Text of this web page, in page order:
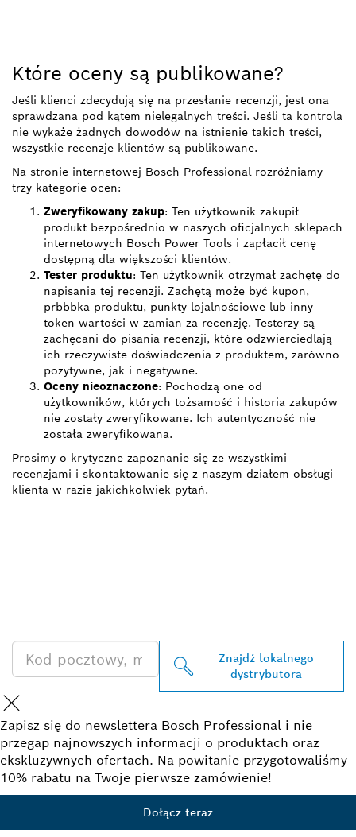
Które oceny są publikowane?
Jeśli klienci zdecydują się na przesłanie recenzji, jest ona
sprawdzana pod kątem nielegalnych treści. Jeśli ta kontrola
nie wykaże żadnych dowodów na istnienie takich treści,
wszystkie recenzje klientów są publikowane.
Na stronie internetowej Bosch Professional rozróżniamy
trzy kategorie ocen:
Zweryfikowany zakup: Ten użytkownik zakupił
produkt bezpośrednio w naszych oficjalnych sklepach
internetowych Bosch Power Tools i zapłacił cenę
dostępną dla większości klientów.
Tester produktu: Ten użytkownik otrzymał zachętę do
napisania tej recenzji. Zachętą może być kupon,
prbbbka produktu, punkty lojalnościowe lub inny
token wartości w zamian za recenzję. Testerzy są
zachęcani do pisania recenzji, które odzwierciedlają
ich rzeczywiste doświadczenia z produktem, zarówno
pozytywne, jak i negatywne.
Oceny nieoznaczone: Pochodzą one od
użytkowników, których tożsamość i historia zakupów
nie zostały zweryfikowane. Ich autentyczność nie
została zweryfikowana.
Prosimy o krytyczne zapoznanie się ze wszystkimi
recenzjami i skontaktowanie się z naszym działem obsługi
klienta w razie jakichkolwiek pytań.
Znajdź lokalnego
dystrybutora
Zapisz się do newslettera Bosch Professional i nie
przegap najnowszych informacji o produktach oraz
ekskluzywnych ofertach. Na powitanie przygotowaliśmy
10% rabatu na Twoje pierwsze zamówienie!
Dołącz teraz